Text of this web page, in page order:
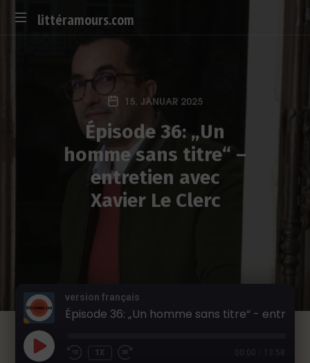
littéramours.com
c
h
r
15. JANUAR 2025
Épisode 36: „Un
homme sans titre“ –
entretien avec
Xavier Le Clerc
version français
Épisode 36: „Un homme sans titre“ - entretien avec Xavier Le Clerc
1X 00:00 13:58